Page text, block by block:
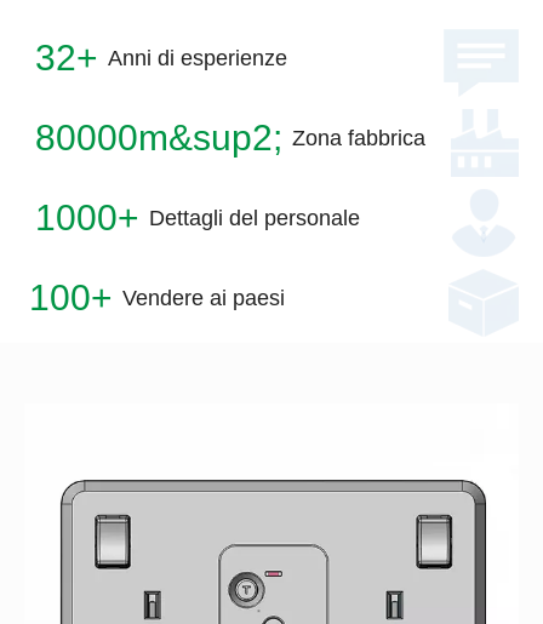
32+ Anni di esperienze
80000m&sup2; Zona fabbrica
1000+ Dettagli del personale
100+ Vendere ai paesi